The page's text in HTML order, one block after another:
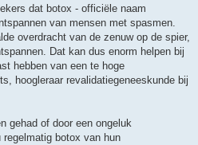
dat botox - officiële naam
van mensen met spasmen.
overdracht van de zenuw op de spier,
Dat kan dus enorm helpen bij
hebben van een te hoge
hoogleraar revalidatiegeneeskunde bij
gehad of door een ongeluk
regelmatig botox van hun